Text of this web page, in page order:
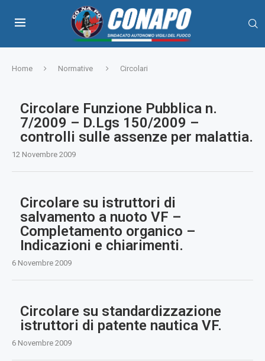
Home Normative Circolari
Circolare Funzione Pubblica n.
7/2009 – D.Lgs 150/2009 –
controlli sulle assenze per malattia.
12 Novembre 2009
Circolare su istruttori di
salvamento a nuoto VF –
Completamento organico –
Indicazioni e chiarimenti.
6 Novembre 2009
Circolare su standardizzazione
istruttori di patente nautica VF.
6 Novembre 2009